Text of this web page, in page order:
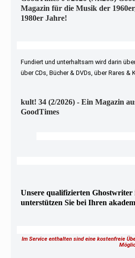
Magazin für die Musik der
1980er Jahre!
Fundiert und unterhaltsam wird darin
über CDs, Bücher & DVDs, über Rares &
kult! 34 (2/2026) - Ein Magazin
GoodTimes
Unsere qualifizierten Ghostwriter
unterstützen Sie bei Ihren
Im Service enthalten sind eine kostenfreie